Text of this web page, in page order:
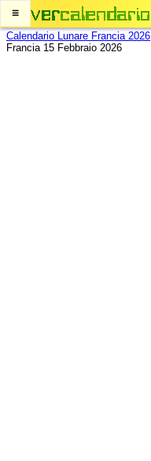
≡
Calendario Lunare Francia 2026
Francia 15 Febbraio 2026